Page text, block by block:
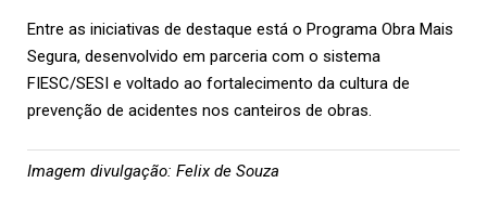
Entre as iniciativas de destaque está o Programa Obra Mais
Segura, desenvolvido em parceria com o sistema
FIESC/SESI e voltado ao fortalecimento da cultura de
prevenção de acidentes nos canteiros de obras.
Imagem divulgação: Felix de Souza